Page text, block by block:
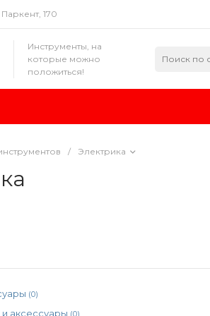
170
Инструменты, на
которые можно
положиться!
/ Электрика
(0)
и аксессуары (0)